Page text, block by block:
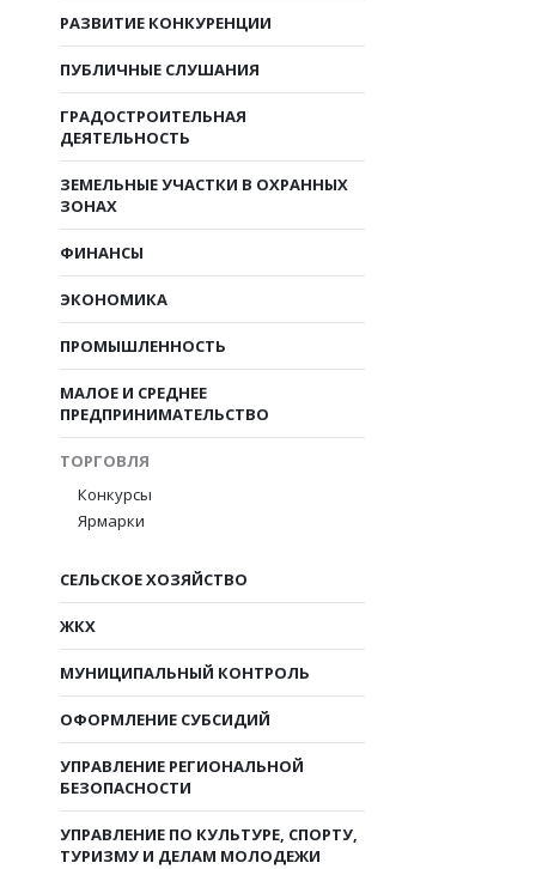
РАЗВИТИЕ КОНКУРЕНЦИИ
ПУБЛИЧНЫЕ СЛУШАНИЯ
ГРАДОСТРОИТЕЛЬНАЯ
ДЕЯТЕЛЬНОСТЬ
ЗЕМЕЛЬНЫЕ УЧАСТКИ В ОХРАННЫХ
ЗОНАХ
ФИНАНСЫ
ЭКОНОМИКА
ПРОМЫШЛЕННОСТЬ
МАЛОЕ И СРЕДНЕЕ
ПРЕДПРИНИМАТЕЛЬСТВО
ТОРГОВЛЯ
Конкурсы
Ярмарки
СЕЛЬСКОЕ ХОЗЯЙСТВО
ЖКХ
МУНИЦИПАЛЬНЫЙ КОНТРОЛЬ
ОФОРМЛЕНИЕ СУБСИДИЙ
УПРАВЛЕНИЕ РЕГИОНАЛЬНОЙ
БЕЗОПАСНОСТИ
УПРАВЛЕНИЕ ПО КУЛЬТУРЕ, СПОРТУ,
ТУРИЗМУ И ДЕЛАМ МОЛОДЕЖИ